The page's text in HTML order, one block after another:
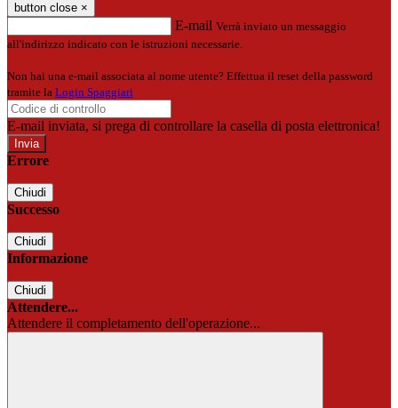
button close ×
E-mail Verrà inviato un messaggio
all'indirizzo indicato con le istruzioni necessarie.
Non hai una e-mail associata al nome utente? Effettua il reset della password
tramite la Login Spaggiari
E-mail inviata, si prega di controllare la casella di posta elettronica!
Errore
Chiudi
Successo
Chiudi
Informazione
Chiudi
Attendere...
Attendere il completamento dell'operazione...